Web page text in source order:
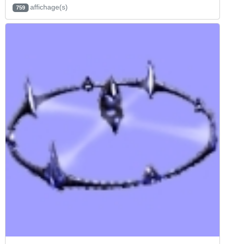
759 affichage(s)